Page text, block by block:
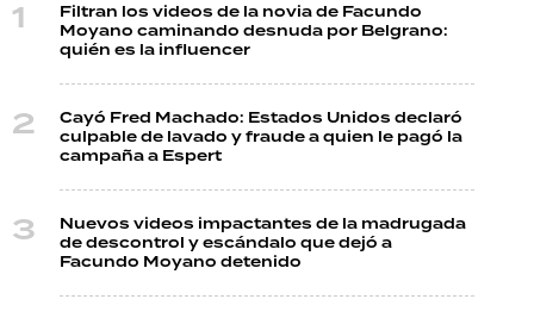
Filtran los videos de la novia de Facundo
Moyano caminando desnuda por Belgrano:
quién es la influencer
Cayó Fred Machado: Estados Unidos declaró
culpable de lavado y fraude a quien le pagó la
campaña a Espert
Nuevos videos impactantes de la madrugada
de descontrol y escándalo que dejó a
Facundo Moyano detenido